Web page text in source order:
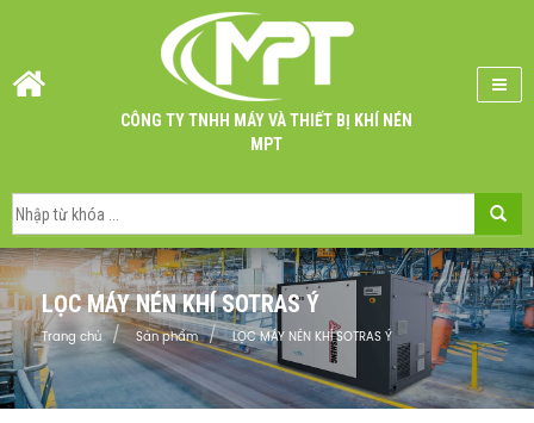
CÔNG TY TNHH MÁY VÀ THIẾT BỊ KHÍ NÉN
MPT
LỌC MÁY NÉN KHÍ SOTRAS Ý
Trang chủ Sản phẩm LỌC MÁY NÉN KHÍ SOTRAS Ý